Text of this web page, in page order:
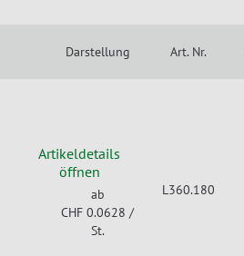
Darstellung Art. Nr.
Artikeldetails
öffnen
ab
CHF 0.0628 /
St.
L360.180